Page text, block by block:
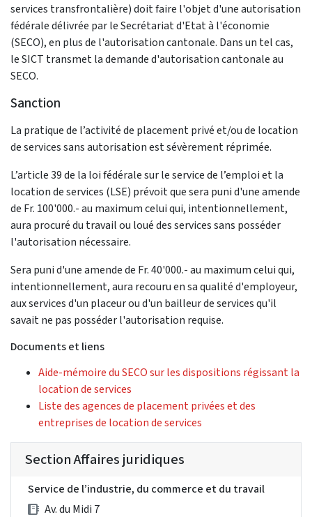
services transfrontalière) doit faire l'objet d'une autorisation
fédérale délivrée par le Secrétariat d'Etat à l'économie
(SECO), en plus de l'autorisation cantonale. Dans un tel cas,
le SICT transmet la demande d'autorisation cantonale au
SECO.
Sanction
La pratique de l’activité de placement privé et/ou de location
de services sans autorisation est sévèrement réprimée.
L’article 39 de la loi fédérale sur le service de l’emploi et la
location de services (LSE) prévoit que sera puni d'une amende
de Fr. 100'000.- au maximum celui qui, intentionnellement,
aura procuré du travail ou loué des services sans posséder
l'autorisation nécessaire.
Sera puni d'une amende de Fr. 40'000.- au maximum celui qui,
intentionnellement, aura recouru en sa qualité d'employeur,
aux services d'un placeur ou d'un bailleur de services qu'il
savait ne pas posséder l'autorisation requise.
Documents et liens
Aide-mémoire du SECO sur les dispositions régissant la
location de services
Liste des agences de placement privées et des
entreprises de location de services
Section Affaires juridiques
Service de l’industrie, du commerce et du travail
Av. du Midi 7